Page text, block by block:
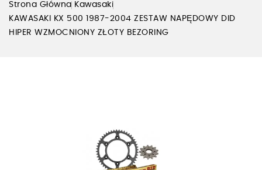
Strona Główna Kawasaki
KAWASAKI KX 500 1987-2004 ZESTAW NAPĘDOWY DID
HIPER WZMOCNIONY ZŁOTY BEZORING